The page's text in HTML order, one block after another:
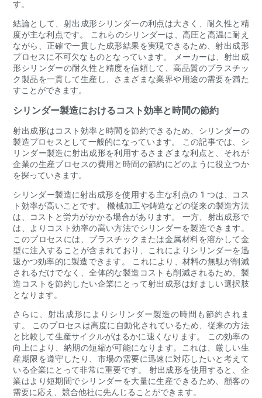
す。
結論として、射出成形シリンダーの利点は大きく、耐久性と精
度が主な利点です。 これらのシリンダーは、高圧と高温に耐え
ながら、正確で一貫した成形結果を実現できるため、射出成形
プロセスに不可欠なものとなっています。 メーカーは、射出成
形シリンダーの耐久性と精度を信頼して、高品質のプラスチッ
ク製品を一貫して生産し、さまざまな業界や用途の需要を満た
すことができます。
シリンダー製造におけるコスト効率と時間の節約
射出成形はコスト効率と時間を節約できるため、シリンダーの
製造プロセスとして一般的になっています。 この記事では、シ
リンダー製造に射出成形を利用するさまざまな利点と、それが
企業の生産プロセスの費用と時間の節約にどのように役立つか
を探っていきます。
シリンダー製造に射出成形を使用する主な利点の 1 つは、コス
ト効率が高いことです。 機械加工や鋳造などの従来の製造方法
は、コストと労力がかかる場合があります。 一方、射出成形で
は、よりコスト効率の高い方法でシリンダーを製造できます。
このプロセスには、プラスチックまたは金属材料を溶かして金
型に注入することが含まれており、これによりシリンダーを迅
速かつ効率的に製造できます。 これにより、材料の無駄が削減
されるだけでなく、全体的な製造コストも削減されるため、製
造コストを節約したい企業にとって射出成形は好ましい選択肢
となります。
さらに、射出成形によりシリンダー製造の時間も節約されま
す。 このプロセスは高度に自動化されているため、従来の方法
と比較して生産サイクルがはるかに速くなります。 この効率の
向上により、納期の短縮が可能になります。これは、厳しい生
産期限を遵守したり、市場の需要に迅速に対応したいと考えて
いる企業にとって非常に重要です。 射出成形を使用すると、企
業はより短期間でシリンダーを大量に生産できるため、顧客の
需要に応え、競合他社に先んじることができます。